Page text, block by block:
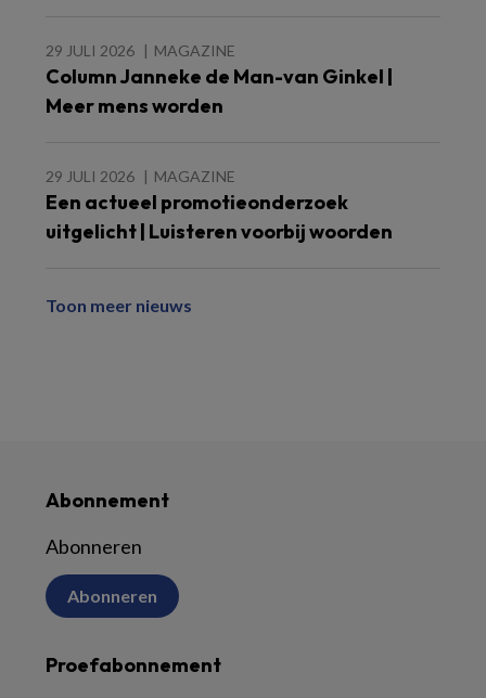
29 JULI 2026 MAGAZINE
Column Janneke de Man-van Ginkel |
Meer mens worden
29 JULI 2026 MAGAZINE
Een actueel promotieonderzoek
uitgelicht | Luisteren voorbij woorden
Toon meer nieuws
Abonnement
Abonneren
Abonneren
Proefabonnement